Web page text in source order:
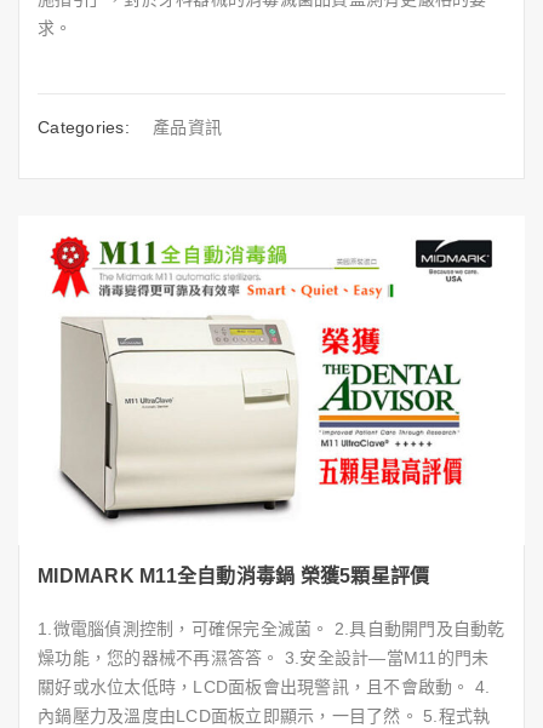
求。
Categories: 產品資訊
MIDMARK M11全自動消毒鍋 榮獲5顆星評價
1.微電腦偵測控制，可確保完全滅菌。 2.具自動開門及自動乾
燥功能，您的器械不再濕答答。 3.安全設計—當M11的門未
關好或水位太低時，LCD面板會出現警訊，且不會啟動。 4.
內鍋壓力及溫度由LCD面板立即顯示，一目了然。 5.程式執